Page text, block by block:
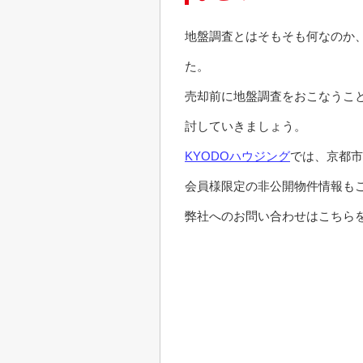
地盤調査とはそもそも何なのか
た。
売却前に地盤調査をおこなうこ
討していきましょう。
KYODOハウジングでは、京都
会員様限定の非公開物件情報も
弊社へのお問い合わせはこちら